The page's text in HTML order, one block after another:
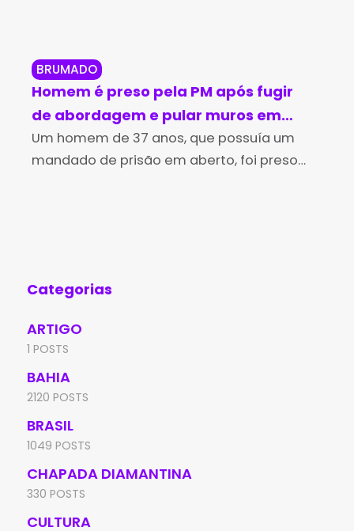
BRUMADO
Homem é preso pela PM após fugir
de abordagem e pular muros em
Brumado
Um homem de 37 anos, que possuía um
mandado de prisão em aberto, foi preso
Categorias
ARTIGO
1 POSTS
BAHIA
2120 POSTS
BRASIL
1049 POSTS
CHAPADA DIAMANTINA
330 POSTS
CULTURA